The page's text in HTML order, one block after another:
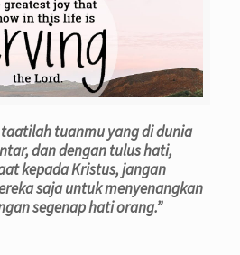
tuanmu yang di dunia
dan dengan tulus hati,
kepada Kristus, jangan
saja untuk menyenangkan
segenap hati orang.”